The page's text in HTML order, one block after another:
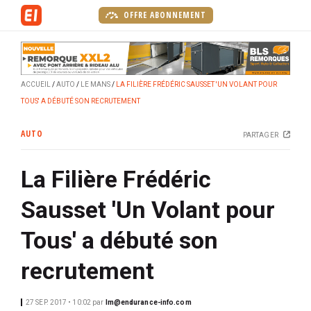
OFFRE ABONNEMENT
ACCUEIL AUTO LE MANS LA FILIÈRE FRÉDÉRIC SAUSSET 'UN VOLANT POUR
TOUS' A DÉBUTÉ SON RECRUTEMENT
AUTO PARTAGER
La Filière Frédéric
Sausset 'Un Volant pour
Tous' a débuté son
recrutement
27 SEP. 2017 • 10:02 par lm@endurance-info.com